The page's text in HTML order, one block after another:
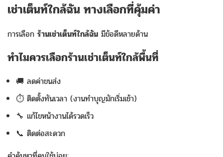
เช่าเต็นท์ใกล้ฉัน ทางเลือกที่คุ้มค่า
การเลือก ร้านเช่าเต็นท์ใกล้ฉัน มีข้อดีหลายด้าน
ทำไมควรเลือกร้านเช่าเต็นท์ใกล้พื้นที่
🚚 ลดค่าขนส่ง
⏱️ ติดตั้งทันเวลา (งานทำบุญมักเริ่มเช้า)
🔧 แก้ไขหน้างานได้รวดเร็ว
📞 ติดต่อสะดวก